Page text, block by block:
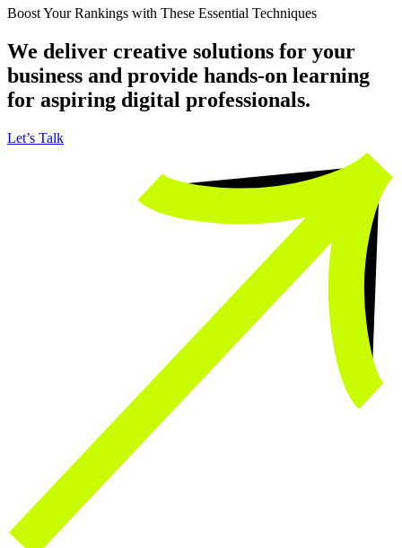
Boost Your Rankings with These Essential Techniques
We deliver creative solutions for your
business and provide hands-on learning
for aspiring digital professionals.
Let’s Talk